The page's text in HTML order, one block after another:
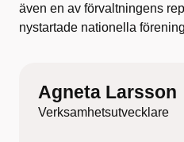
även en av förvaltningens
nystartade nationella
Agneta Larsson
Verksamhetsutvecklare